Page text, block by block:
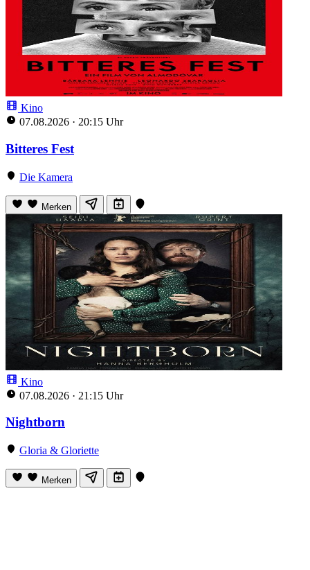
Kino
07.08.2026 · 20:15 Uhr
Bitteres Fest
Die Kamera
Merken
Kino
07.08.2026 · 21:15 Uhr
Nightborn
Gloria & Gloriette
Merken